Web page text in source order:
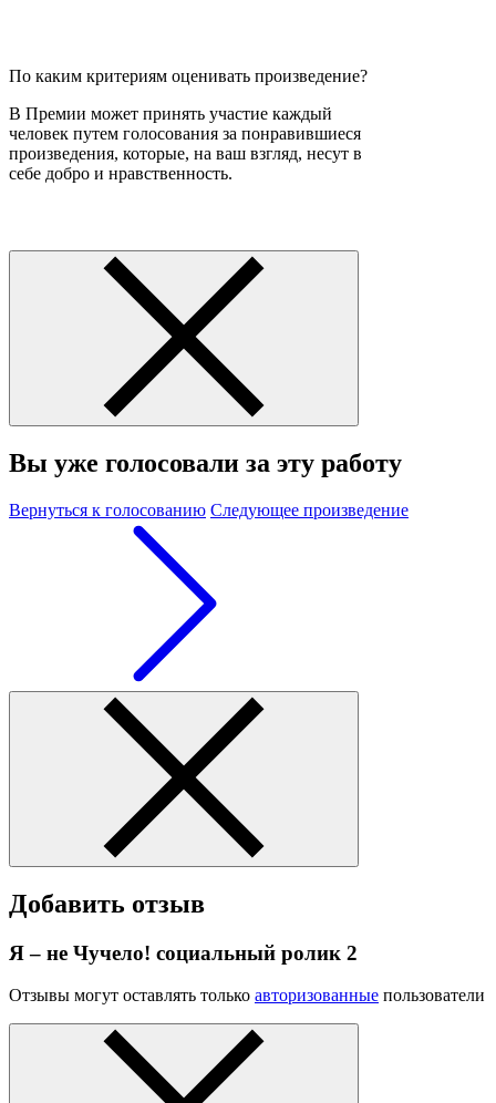
По каким критериям оценивать произведение?
В Премии может принять участие каждый
человек путем голосования за понравившиеся
произведения, которые, на ваш взгляд, несут в
себе добро и нравственность.
Вы уже голосовали за эту работу
Вернуться к голосованию Следующее произведение
Добавить отзыв
Я – не Чучело! социальный ролик 2
Отзывы могут оставлять только авторизованные пользователи